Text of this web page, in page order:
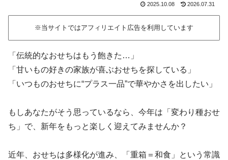
2025.10.08 2026.07.31
※当サイトではアフィリエイト広告を利用しています
「伝統的なおせちはもう飽きた…」
「甘いもの好きの家族が喜ぶおせちを探している」
「いつものおせちに“プラス一品”で華やかさを出したい」
もしあなたがそう思っているなら、今年は「変わり種おせ
ち」で、新年をもっと楽しく迎えてみませんか？
近年、おせちは多様化が進み、「重箱＝和食」という常識